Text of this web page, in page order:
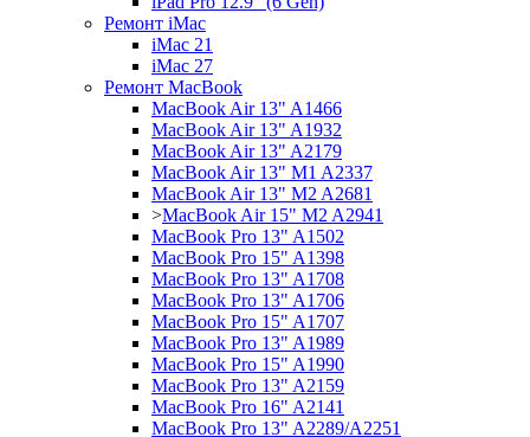
Ремонт iMac
iMac 21
iMac 27
Ремонт MacBook
MacBook Air 13" A1466
MacBook Air 13" A1932
MacBook Air 13" A2179
MacBook Air 13" M1 A2337
MacBook Air 13" M2 A2681
>MacBook Air 15" M2 A2941
MacBook Pro 13" A1502
MacBook Pro 15" A1398
MacBook Pro 13" A1708
MacBook Pro 13" A1706
MacBook Pro 15" A1707
MacBook Pro 13" A1989
MacBook Pro 15" A1990
MacBook Pro 13" A2159
MacBook Pro 16" A2141
MacBook Pro 13" A2289/A2251